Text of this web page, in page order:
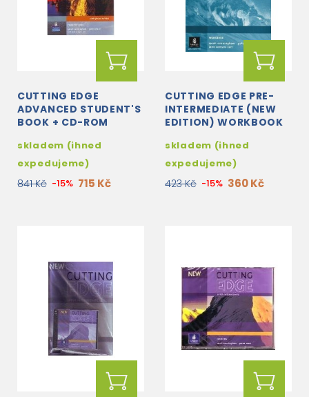
CUTTING EDGE
ADVANCED STUDENT'S
BOOK + CD-ROM
skladem (ihned
expedujeme)
841 Kč -15% 715 Kč
CUTTING EDGE PRE-
INTERMEDIATE (NEW
EDITION) WORKBOOK
skladem (ihned
expedujeme)
423 Kč -15% 360 Kč